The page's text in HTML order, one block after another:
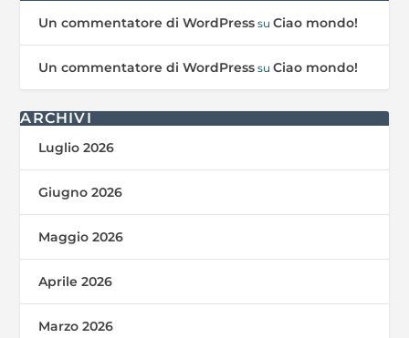
Un commentatore di WordPress suCiao mondo!
Un commentatore di WordPress suCiao mondo!
ARCHIVI
Luglio 2026
Giugno 2026
Maggio 2026
Aprile 2026
Marzo 2026